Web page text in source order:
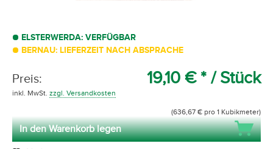
ELSTERWERDA: VERFÜGBAR
BERNAU: LIEFERZEIT NACH ABSPRACHE
Preis: 19,10 € * / Stück
inkl. MwSt. zzgl. Versandkosten
(636,67 € pro 1 Kubikmeter)
In den Warenkorb legen